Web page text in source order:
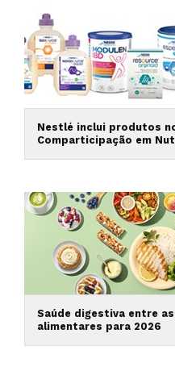
Nestlé inclui produtos
Comparticipação em
Saúde digestiva entre
alimentares para 2026